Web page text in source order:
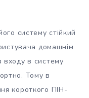
систему стійкий
домашнім
входу в систему
Тому в
короткого ПІН-